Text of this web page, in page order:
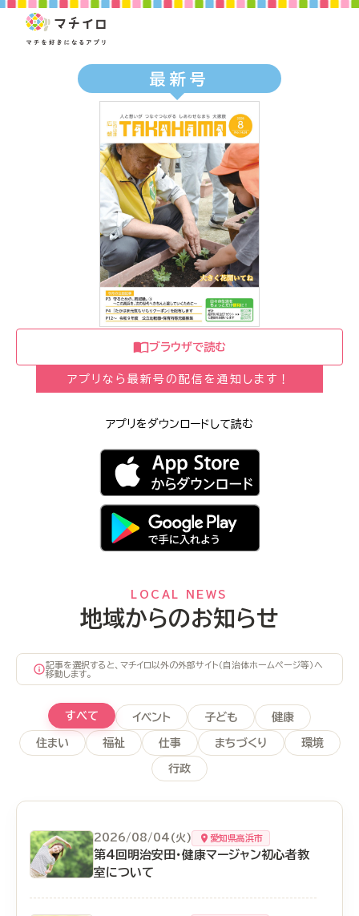
最新号
ブラウザで読む
アプリなら最新号の配信を通知します！
アプリをダウンロードして読む
LOCAL NEWS
地域からのお知らせ
記事を選択すると、マチイロ以外の外部サイト（自治体ホームページ等）へ
移動します。
すべて イベント 子ども 健康
住まい 福祉 仕事 まちづくり 環境
行政
2026/08/04(火) 愛知県高浜市
第4回明治安田・健康マージャン初心者教
室について